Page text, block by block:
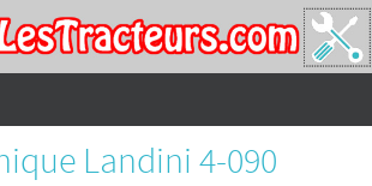
Landini 4-090